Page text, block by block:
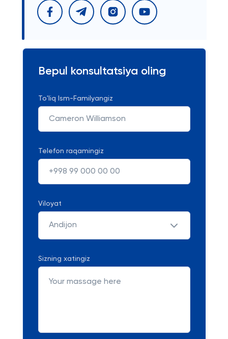
Bepul konsultatsiya oling
To'liq Ism-Familyangiz
Telefon raqamingiz
Viloyat
Andijon
Sizning xatingiz